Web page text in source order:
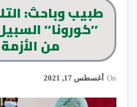
طبيب وباحث:
’’كورونا’’
من
On أغسطس 17, 2021